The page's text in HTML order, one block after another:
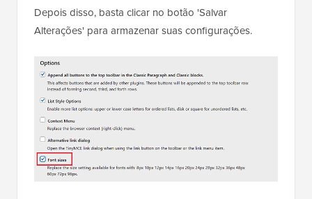
Depois disso, basta clicar no botão 'Salvar
Alterações' para armazenar suas configurações.